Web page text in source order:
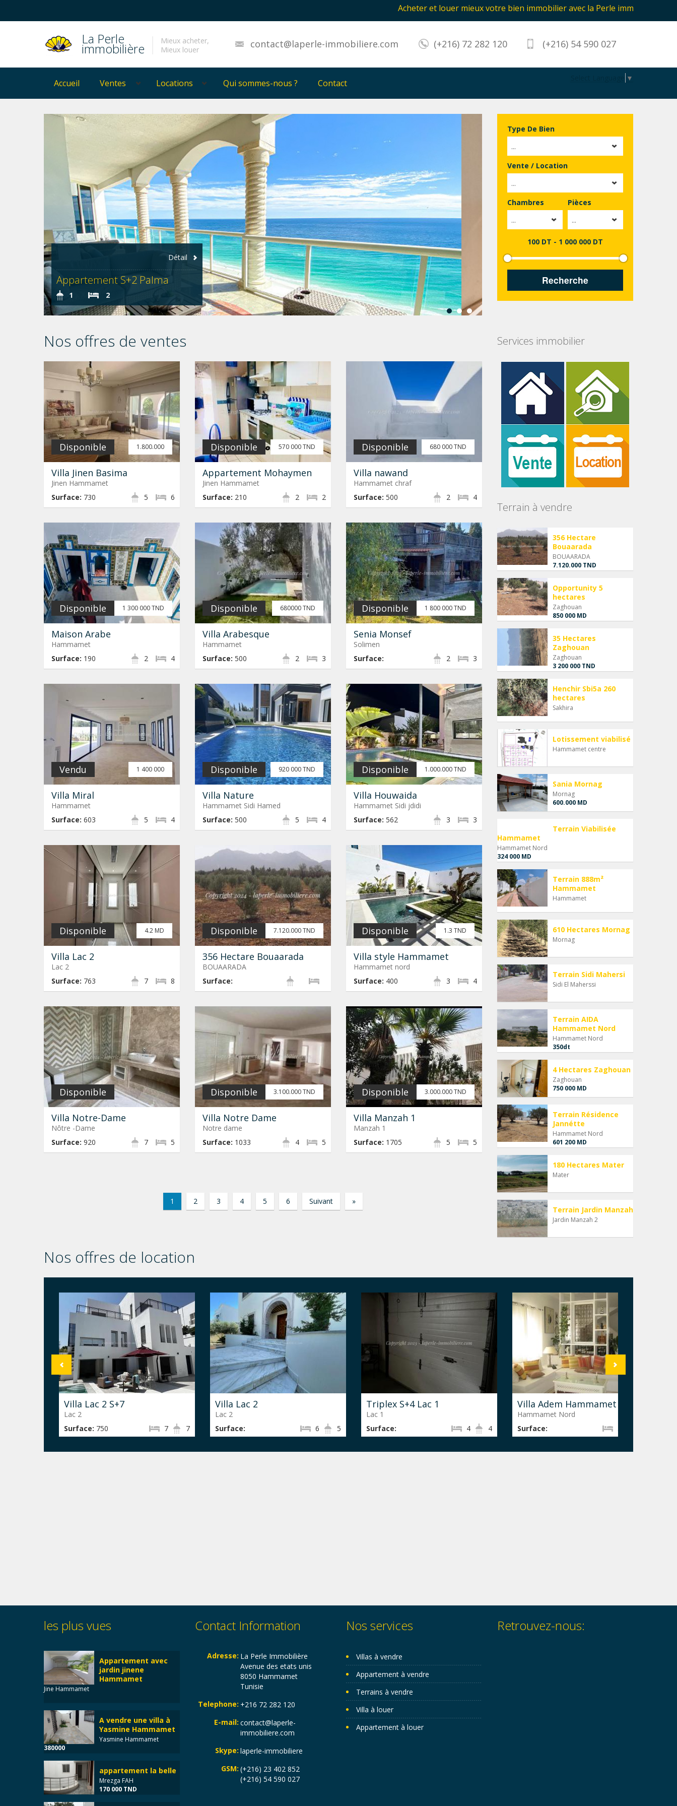
Acheter et louer mieux votre bien immobilier avec la Perle immobilière Hammamet en
La Perle
immobilière
Mieux acheter,
Mieux louer
contact@laperle-immobiliere.com (+216) 72 282 120 (+216) 54 590 027
Accueil Ventes Locations Qui sommes-nous ? Contact ▼
Détail
Appartement S+2 Palma
1 2
Type De Bien
...
Vente / Location
...
Chambres
...
Pièces
...
100 DT - 1 000 000 DT
Nos offres de ventes
1.800.000
Disponible
Villa Jinen Basima
Jinen Hammamet
Surface: 730 6
5
570 000 TND
Disponible
Appartement Mohaymen
Jinen Hammamet
Surface: 210 2
2
680 000 TND
Disponible
Villa nawand
Hammamet chraf
Surface: 500 4
2
1 300 000 TND
Disponible
Maison Arabe
Hammamet
Surface: 190 4
2
680000 TND
Disponible
Villa Arabesque
Hammamet
Surface: 500 3
2
1 800 000 TND
Disponible
Senia Monsef
Solimen
Surface:
3
2
1 400 000
Vendu
Villa Miral
Hammamet
Surface: 603 4
5
920 000 TND
Disponible
Villa Nature
Hammamet Sidi Hamed
Surface: 500 4
5
1.000.000 TND
Disponible
Villa Houwaida
Hammamet Sidi jdidi
Surface: 562 3
3
4.2 MD
Disponible
Villa Lac 2
Lac 2
Surface: 763 8
7
7.120.000 TND
Disponible
356 Hectare Bouaarada
BOUAARADA
Surface:
1.3 TND
Disponible
Villa style Hammamet
Hammamet nord
Surface: 400 4
3
Disponible
Villa Notre-Dame
Nôtre -Dame
Surface: 920 5
7
3.100.000 TND
Disponible
Villa Notre Dame
Notre dame
Surface: 1033 5
4
3.000.000 TND
Disponible
Villa Manzah 1
Manzah 1
Surface: 1705 5
5
1 2 3 4 5 6 Suivant »
Services immobilier
Terrain à vendre
356 Hectare
Bouaarada
BOUAARADA
7.120.000 TND
Opportunity 5
hectares
Zaghouan
850 000 MD
35 Hectares
Zaghouan
Zaghouan
3 200 000 TND
Henchir Sbi5a 260
hectares
Sakhira
Lotissement viabilisé
Hammamet centre
Sania Mornag
Mornag
600.000 MD
Terrain Viabilisée
Hammamet
Hammamet Nord
324 000 MD
Terrain 888m²
Hammamet
Hammamet
610 Hectares Mornag
Mornag
Terrain Sidi Mahersi
Sidi El Maherssi
Terrain AIDA
Hammamet Nord
Hammamet Nord
350dt
4 Hectares Zaghouan
Zaghouan
750 000 MD
Terrain Résidence
Jannétte
Hammamet Nord
601 200 MD
180 Hectares Mater
Mater
Terrain Jardin Manzah
Jardin Manzah 2
Nos offres de location
Villa Lac 2 S+7
Lac 2
Surface: 750 7
7
Villa Lac 2
Lac 2
Surface:
5
6
Triplex S+4 Lac 1
Lac 1
Surface:
4
4
Villa Adem Hammamet
Hammamet Nord
Surface:
5
les plus vues
Appartement avec
jardin jinene
Hammamet
Jine Hammamet
A vendre une villa à
Yasmine Hammamet
Yasmine Hammamet
380000
appartement la belle
Mrezga FAH
170 000 TND
Contact Information
Adresse: La Perle Immobilière
Avenue des etats unis
8050 Hammamet
Tunisie
Telephone: +216 72 282 120
E-mail: contact@laperle-
immobiliere.com
Skype: laperle-immobiliere
GSM: (+216) 23 402 852
(+216) 54 590 027
Nos services
Villas à vendre
Appartement à vendre
Terrains à vendre
Villa à louer
Appartement à louer
Retrouvez-nous: